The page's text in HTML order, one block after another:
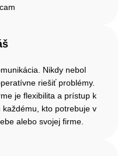
Nikdy nebol
riešiť problémy.
je flexibilita a prístup k
kto potrebuje v
alebo svojej firme.